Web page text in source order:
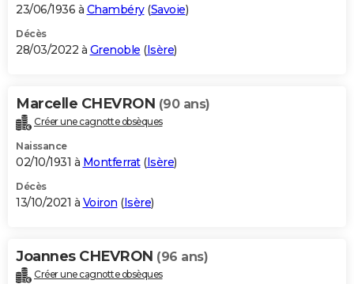
23/06/1936 à Chambéry(Savoie)
Décès
28/03/2022 à Grenoble (Isère)
Marcelle CHEVRON (90 ans)
Créer une cagnotte obsèques
Naissance
02/10/1931 à Montferrat(Isère)
Décès
13/10/2021 à Voiron (Isère)
Joannes CHEVRON (96 ans)
Créer une cagnotte obsèques